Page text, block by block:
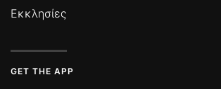
Εκκλησίες
GET THE APP